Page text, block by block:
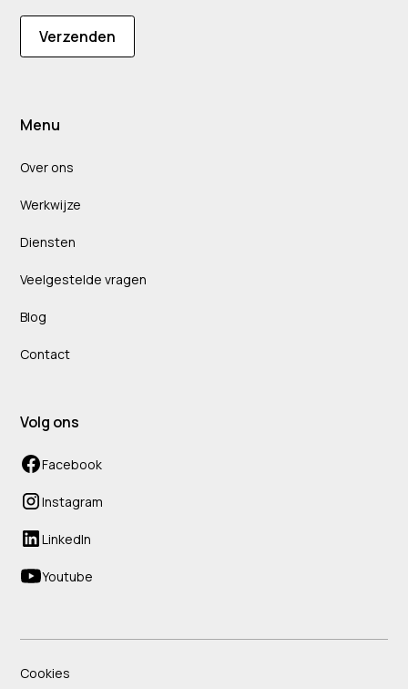
Verzenden
Menu
Over ons
Werkwijze
Diensten
Veelgestelde vragen
Blog
Contact
Volg ons
Facebook
Instagram
LinkedIn
Youtube
Cookies